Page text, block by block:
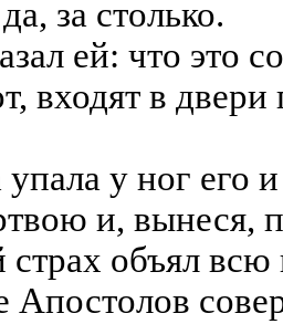
за столько.
ей: что это
входят в
упала у ног его
и, вынеся,
объял
Апостолов